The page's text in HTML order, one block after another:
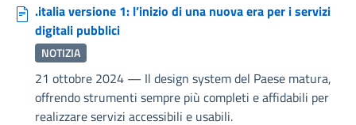
.italia versione 1: l’inizio di una nuova era per i servizi
digitali pubblici
NOTIZIA
21 ottobre 2024 — Il design system del Paese matura,
offrendo strumenti sempre più completi e affidabili per
realizzare servizi accessibili e usabili.